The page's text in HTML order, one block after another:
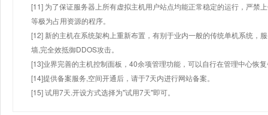
[11] 为了保证服务器上所有虚拟主机用户站点均能正常稳定的运行，严禁
等极为占用资源的程序。
[12] 新的主机在系统架构上重新布置，有别于业内一般的传统单机系统，
墙,完全效抵御DDOS攻击。
[13]业界完善的主机控制面板，40余项管理功能，可以自行在管理中心恢
[14]提供备案服务,空间开通后，请于7天内进行网站备案。
[15] 试用7天.开设方式选择为"试用7天"即可。